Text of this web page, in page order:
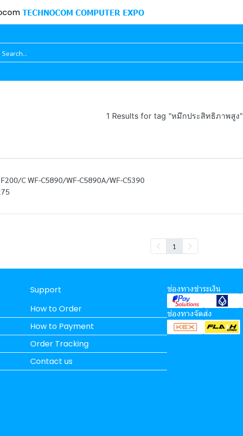
TECHNOCOM COMPUTER EXPO
1 Results for tag "หมึกประสิทธิภาพสูง"
C WF-C5890/WF-C5890A/WF-C5390
1
Support
How to Order
How to Payment
Order Tracking
Contact us
ช่องทางชำระเงิน
ช่องทางจัดส่ง